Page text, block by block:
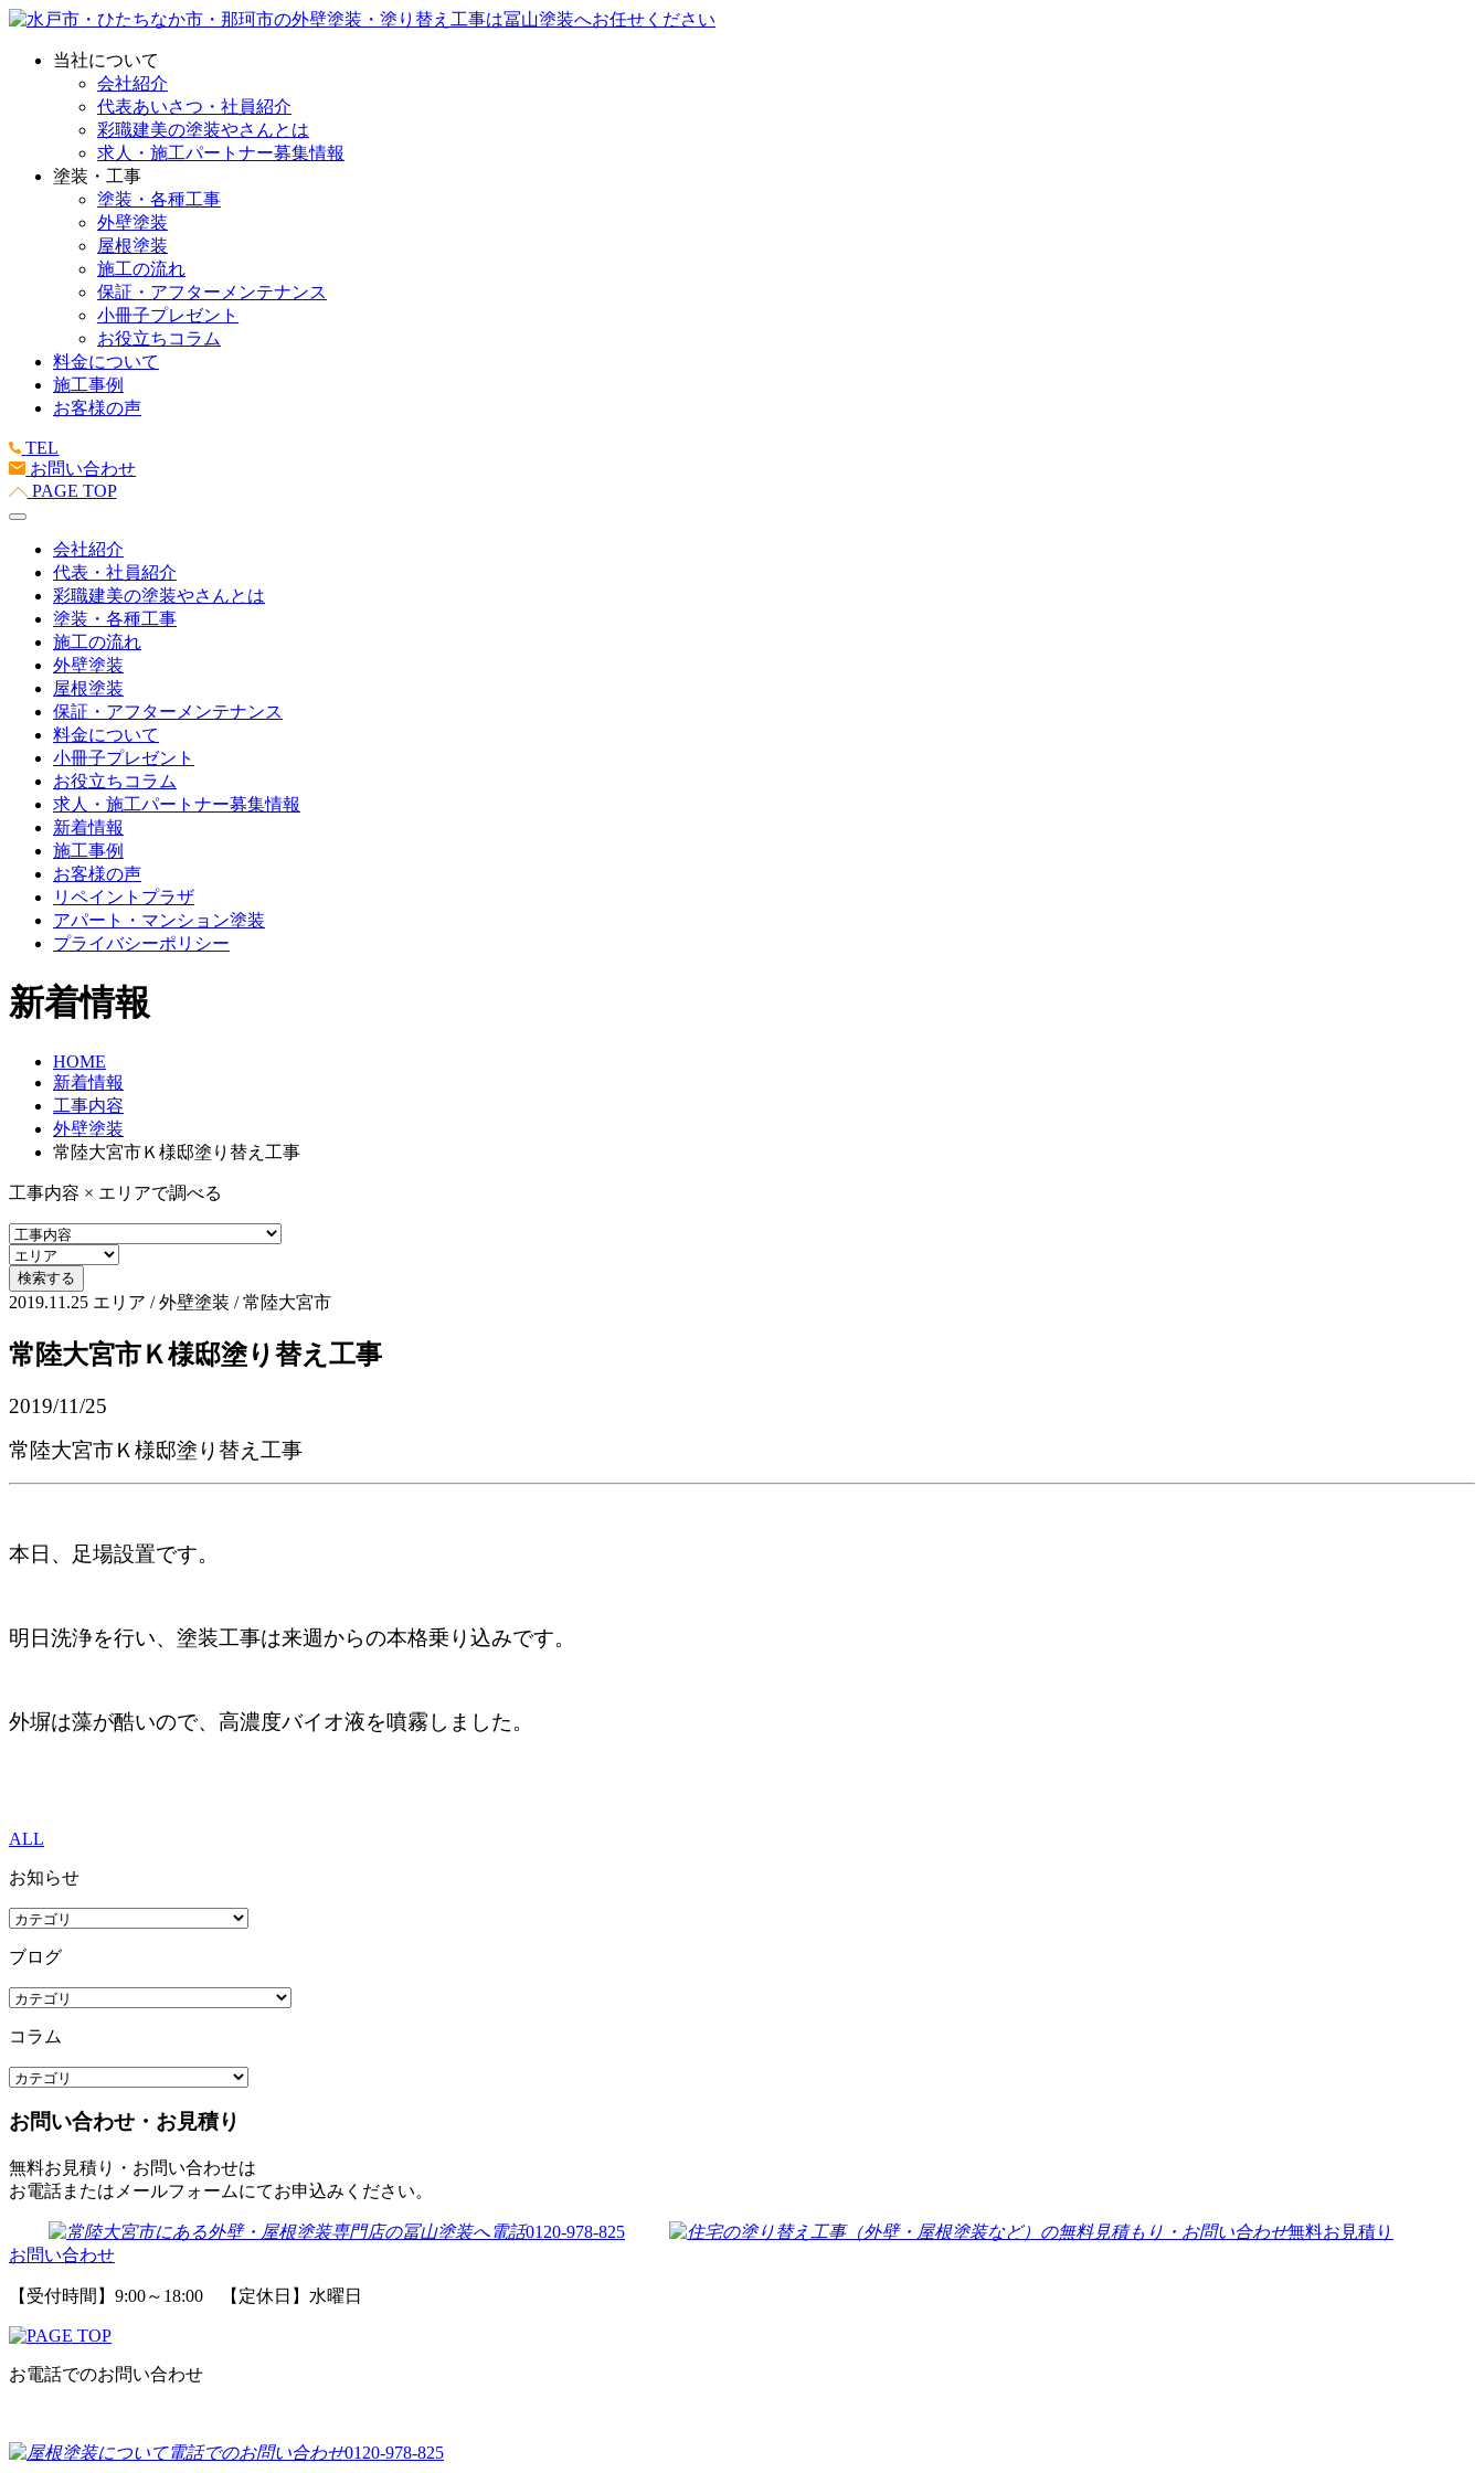
当社について
会社紹介
代表あいさつ・社員紹介
彩職建美の塗装やさんとは
求人・施工パートナー募集情報
塗装・工事
塗装・各種工事
外壁塗装
屋根塗装
施工の流れ
保証・アフターメンテナンス
小冊子プレゼント
お役立ちコラム
料金について
施工事例
お客様の声
TEL
お問い合わせ
PAGE TOP
会社紹介
代表・社員紹介
彩職建美の塗装やさんとは
塗装・各種工事
施工の流れ
外壁塗装
屋根塗装
保証・アフターメンテナンス
料金について
小冊子プレゼント
お役立ちコラム
求人・施工パートナー募集情報
新着情報
施工事例
お客様の声
リペイントプラザ
アパート・マンション塗装
プライバシーポリシー
新着情報
HOME
新着情報
工事内容
外壁塗装
常陸大宮市Ｋ様邸塗り替え工事
工事内容 × エリアで調べる
2019.11.25 エリア / 外壁塗装 / 常陸大宮市
常陸大宮市Ｋ様邸塗り替え工事
2019/11/25
常陸大宮市Ｋ様邸塗り替え工事
本日、足場設置です。
明日洗浄を行い、塗装工事は来週からの本格乗り込みです。
外塀は藻が酷いので、高濃度バイオ液を噴霧しました。
ALL
お知らせ
ブログ
コラム
お問い合わせ・お見積り
無料お見積り・お問い合わせは
お電話またはメールフォームにてお申込みください。
0120-978-825
無料お見積り
お問い合わせ
【受付時間】9:00～18:00 【定休日】水曜日
お電話でのお問い合わせ
0120-978-825